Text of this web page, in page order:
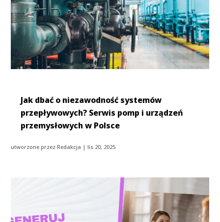
Jak dbać o niezawodność systemów
przepływowych? Serwis pomp i urządzeń
przemysłowych w Polsce
utworzone przezRedakcja |lis 20, 2025